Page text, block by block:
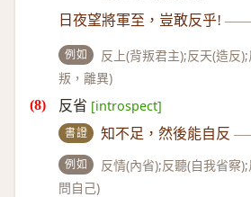
日夜望將軍至，豈敢反乎!
例如
反上(背叛君主);反天(造反
叛，離異)
反省 [introspect]
書證 知不足，然後能自反
例如
反情(內省);反聽(自我省察
問自己)